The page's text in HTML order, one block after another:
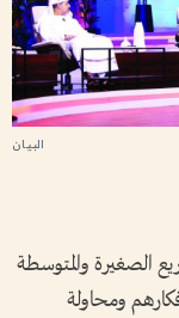
البيان
الصغيرة والمتوسطة
ومحاولة